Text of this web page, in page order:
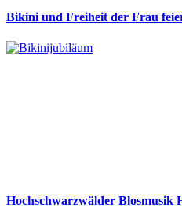
Bikini und Freiheit der Frau
Hochschwarzwälder Blosmusik